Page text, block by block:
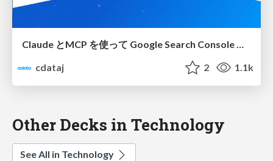
Claude とMCP を使って Google Search Console のデータを分析・ダッシュボード開発・ウェブサイト改善
cdataj
2 1.1k
Other Decks in Technology
See All in Technology